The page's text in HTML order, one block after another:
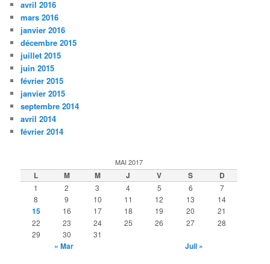
avril 2016
mars 2016
janvier 2016
décembre 2015
juillet 2015
juin 2015
février 2015
janvier 2015
septembre 2014
avril 2014
février 2014
MAI 2017
L M M J V S D
1 2 3 4 5 6
7
8
9 10 11 12 13 14
15 16 17 18 19 20
21
22
23 24 25 26 27
28
29
30 31
« Mar Juil »